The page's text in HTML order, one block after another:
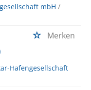
mbH /
Merken
Hafengesellschaft